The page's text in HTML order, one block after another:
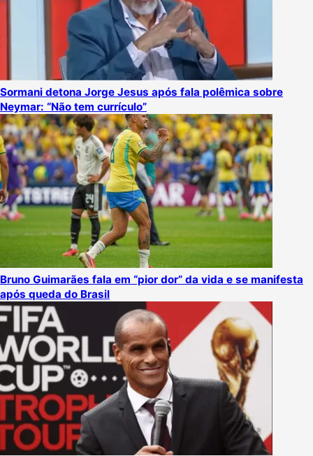
Sormani detona Jorge Jesus após fala polêmica sobre
Neymar: “Não tem currículo”
Bruno Guimarães fala em “pior dor” da vida e se manifesta
após queda do Brasil